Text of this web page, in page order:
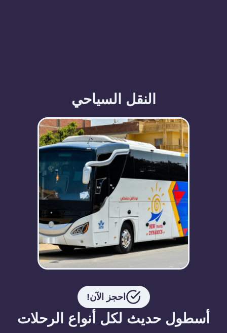
النقل السياحي
احجز الآن!
أسطول حديث لكل أنواع الرحلات